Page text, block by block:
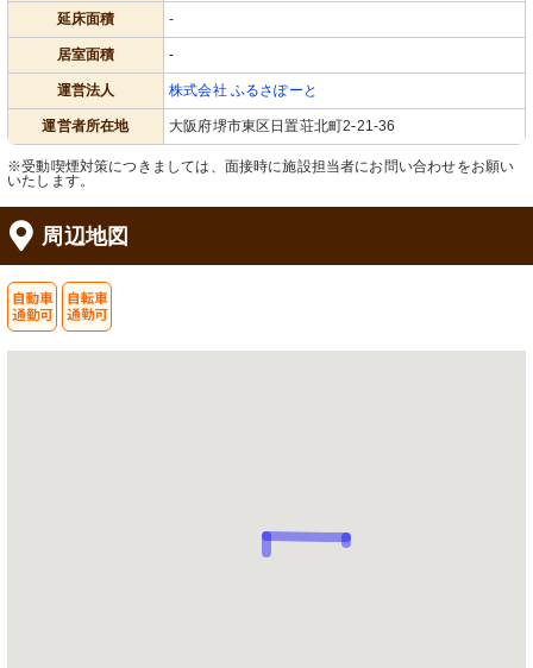
延床面積 -
居室面積 -
運営法人 株式会社 ふるさぽーと
運営者所在地 大阪府堺市東区日置荘北町2-21-36
※受動喫煙対策につきましては、面接時に施設担当者にお問い合わせをお願い
いたします。
周辺地図